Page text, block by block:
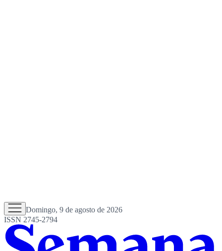
Domingo, 9 de agosto de 2026
ISSN 2745-2794